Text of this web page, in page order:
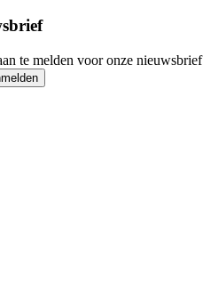
te melden voor onze nieuwsbrief